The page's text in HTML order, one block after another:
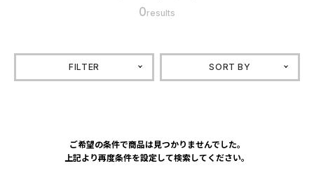
0results
FILTER SORT BY
ご希望の条件で商品は見つかりませんでした。
上記より再度条件を設定して検索してください。